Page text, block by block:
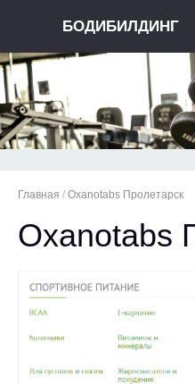
БОДИБИЛДИНГ
Главная / Oxanotabs Пролетарск
Oxanotabs